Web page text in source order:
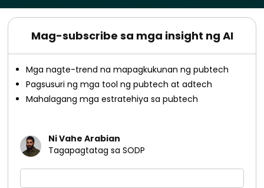
Mag-subscribe sa mga insight ng AI
Mga nagte-trend na mapagkukunan ng pubtech
Pagsusuri ng mga tool ng pubtech at adtech
Mahalagang mga estratehiya sa pubtech
Ni Vahe Arabian
Tagapagtatag sa SODP